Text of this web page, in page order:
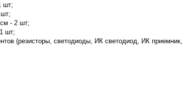
шт;
- 2 шт;
шт;
(резисторы, светодиоды, ИК светодиод, ИК